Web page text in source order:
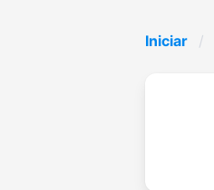
Iniciar